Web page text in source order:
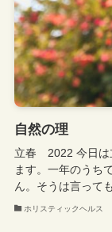
自然の理
立春 2022 今日は
ます。一年のうち
ん。そうは言って
ホリスティックヘルス